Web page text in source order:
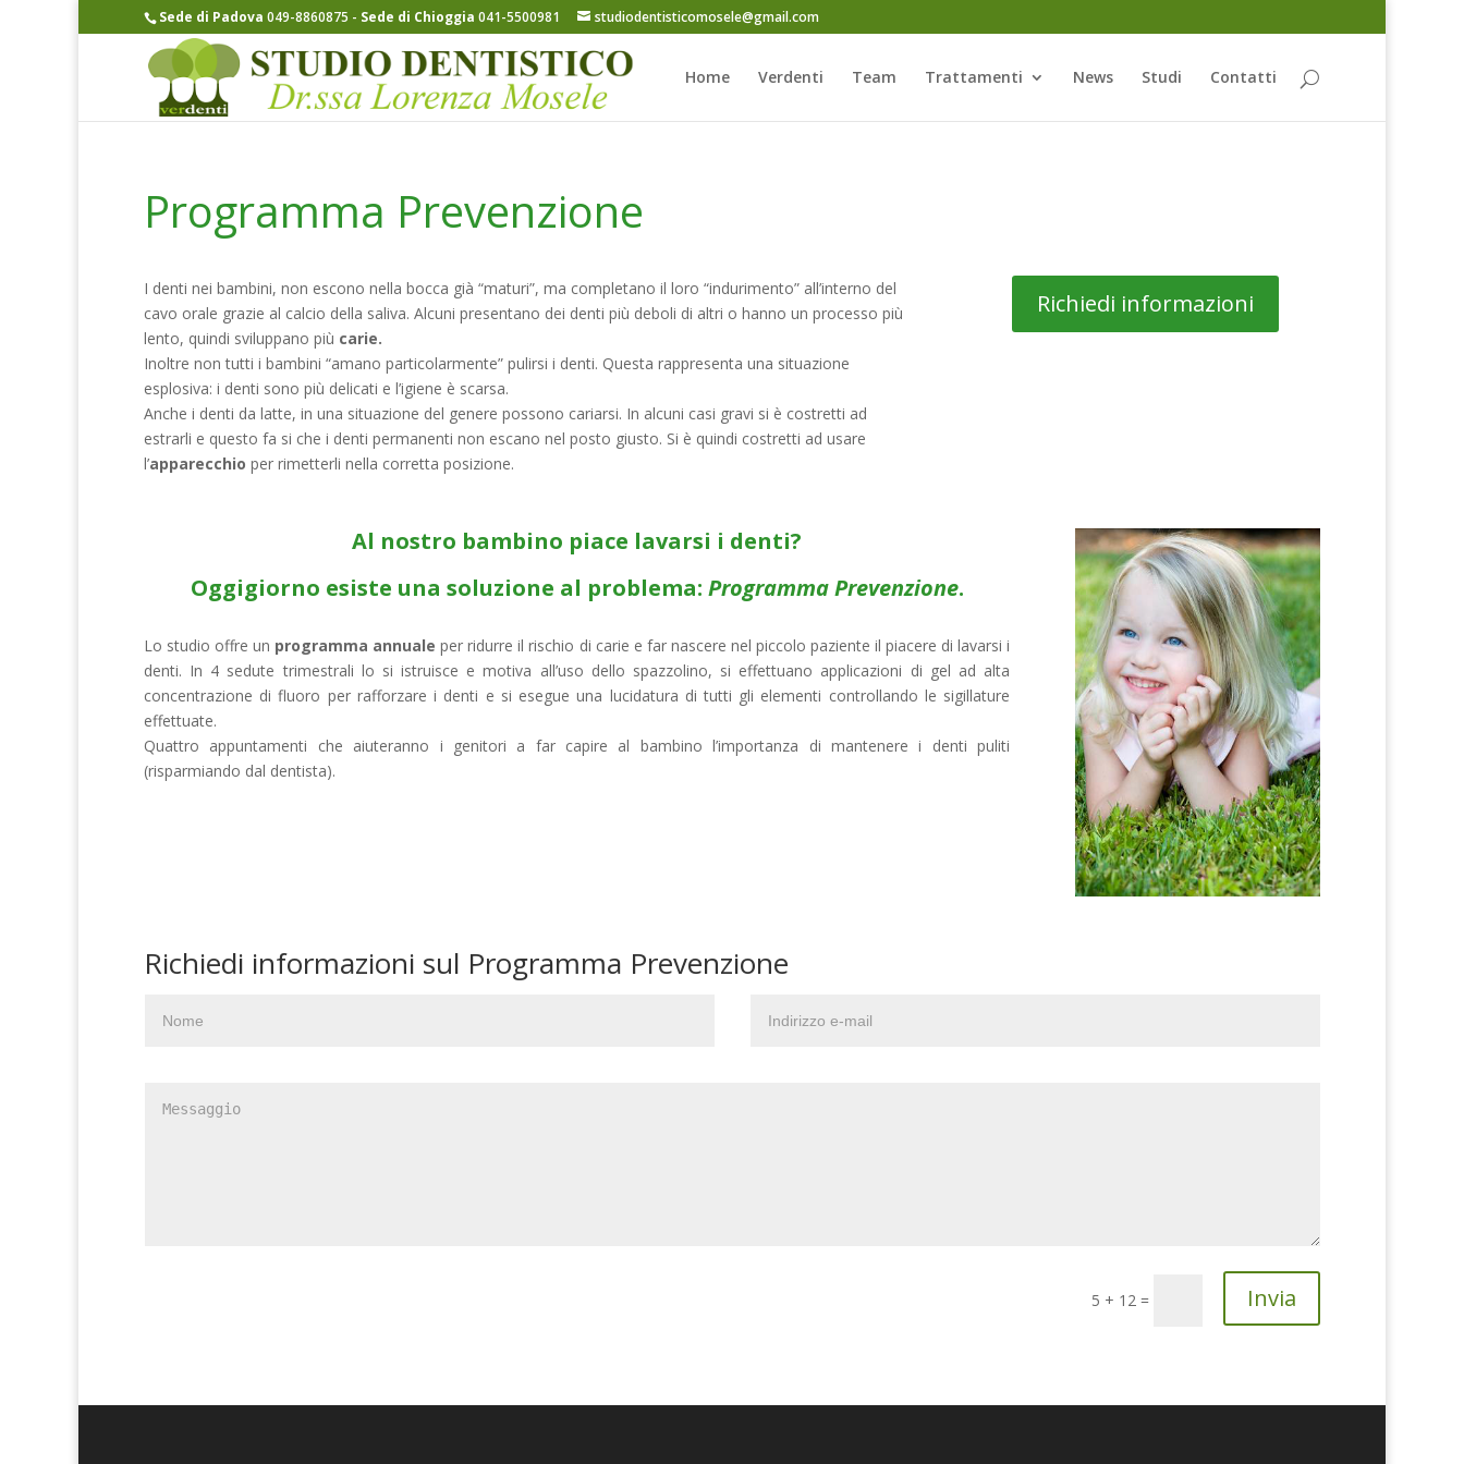
Sede di Padova 049-8860875 - Sede di Chioggia 041-5500981 studiodentisticomosele@gmail.com
Home Verdenti Team Trattamenti News Studi Contatti
Programma Prevenzione
I denti nei bambini, non escono nella bocca già “maturi”, ma completano il loro “indurimento” all’interno del
cavo orale grazie al calcio della saliva. Alcuni presentano dei denti più deboli di altri o hanno un processo più
lento, quindi sviluppano più carie.
Inoltre non tutti i bambini “amano particolarmente” pulirsi i denti. Questa rappresenta una situazione
esplosiva: i denti sono più delicati e l’igiene è scarsa.
Anche i denti da latte, in una situazione del genere possono cariarsi. In alcuni casi gravi si è costretti ad
estrarli e questo fa si che i denti permanenti non escano nel posto giusto. Si è quindi costretti ad usare
l’apparecchio per rimetterli nella corretta posizione.
Richiedi informazioni
Al nostro bambino piace lavarsi i denti?
Oggigiorno esiste una soluzione al problema: Programma Prevenzione.
Lo studio offre un programma annuale per ridurre il rischio di carie e far nascere nel piccolo paziente il piacere di lavarsi i
denti. In 4 sedute trimestrali lo si istruisce e motiva all’uso dello spazzolino, si effettuano applicazioni di gel ad alta
concentrazione di fluoro per rafforzare i denti e si esegue una lucidatura di tutti gli elementi controllando le sigillature
effettuate.
Quattro appuntamenti che aiuteranno i genitori a far capire al bambino l’importanza di mantenere i denti puliti
(risparmiando dal dentista).
Richiedi informazioni sul Programma Prevenzione
5 + 12 = Invia